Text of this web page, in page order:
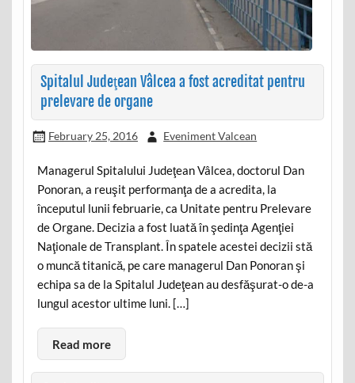
Spitalul Judeţean Vâlcea a fost acreditat pentru
prelevare de organe
February 25, 2016 Eveniment Valcean
Managerul Spitalului Judeţean Vâlcea, doctorul Dan
Ponoran, a reuşit performanţa de a acredita, la
începutul lunii februarie, ca Unitate pentru Prelevare
de Organe. Decizia a fost luată în şedinţa Agenţiei
Naţionale de Transplant. În spatele acestei decizii stă
o muncă titanică, pe care managerul Dan Ponoran şi
echipa sa de la Spitalul Judeţean au desfăşurat-o de-a
lungul acestor ultime luni. […]
Read more